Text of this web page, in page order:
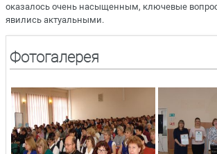
оказалось очень насыщенным, ключевые
явились актуальными.
Фотогалерея